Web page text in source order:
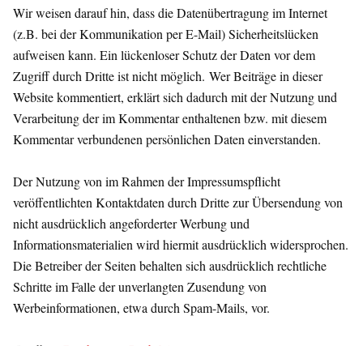
Wir weisen darauf hin, dass die Datenübertragung im Internet
(z.B. bei der Kommunikation per E-Mail) Sicherheitslücken
aufweisen kann. Ein lückenloser Schutz der Daten vor dem
Zugriff durch Dritte ist nicht möglich. Wer Beiträge in dieser
Website kommentiert, erklärt sich dadurch mit der Nutzung und
Verarbeitung der im Kommentar enthaltenen bzw. mit diesem
Kommentar verbundenen persönlichen Daten einverstanden.
Der Nutzung von im Rahmen der Impressumspflicht
veröffentlichten Kontaktdaten durch Dritte zur Übersendung von
nicht ausdrücklich angeforderter Werbung und
Informationsmaterialien wird hiermit ausdrücklich widersprochen.
Die Betreiber der Seiten behalten sich ausdrücklich rechtliche
Schritte im Falle der unverlangten Zusendung von
Werbeinformationen, etwa durch Spam-Mails, vor.